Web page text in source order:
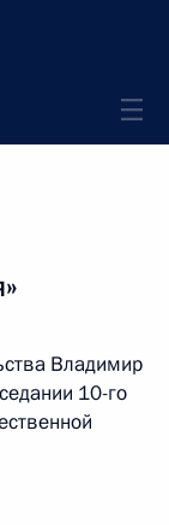
Владимир
10-го